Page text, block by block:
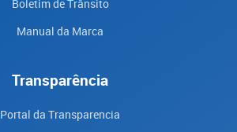
Boletim de Trânsito
Manual da Marca
Transparência
Portal da Transparencia